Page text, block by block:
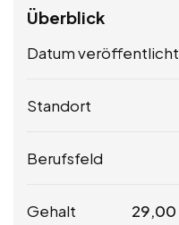
Überblick
Datum veröffentlicht
Standort
Berufsfeld
Gehalt 29,00